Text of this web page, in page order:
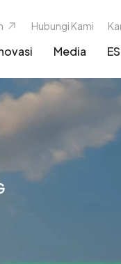
Hubungi Kami
Media